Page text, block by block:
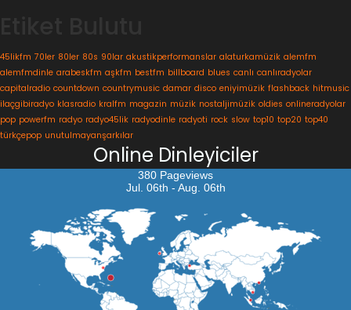
45likfm 70ler 80ler 80s 90lar akustikperformanslar alaturkamüzik alemfm
alemfmdinle arabeskfm aşkfm bestfm billboard blues canlı canlıradyolar
capitalradio countdown countrymusic damar disco eniyimüzik flashback hitmusic
ilaçgibiradyo klasradio kralfm magazin müzik nostaljimüzik oldies onlineradyolar
pop powerfm radyo radyo45lik radyodinle radyoti rock slow top10 top20 top40
türkçepop unutulmayanşarkılar
Online Dinleyiciler
380 Pageviews
Jul. 06th - Aug. 06th